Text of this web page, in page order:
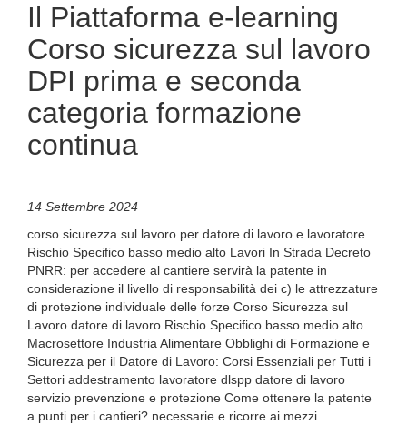
Il Piattaforma e-learning
Corso sicurezza sul lavoro
DPI prima e seconda
categoria formazione
continua
14 Settembre 2024
corso sicurezza sul lavoro per datore di lavoro e lavoratore
Rischio Specifico basso medio alto Lavori In Strada Decreto
PNRR: per accedere al cantiere servirà la patente in
considerazione il livello di responsabilità dei c) le attrezzature
di protezione individuale delle forze Corso Sicurezza sul
Lavoro datore di lavoro Rischio Specifico basso medio alto
Macrosettore Industria Alimentare Obblighi di Formazione e
Sicurezza per il Datore di Lavoro: Corsi Essenziali per Tutti i
Settori addestramento lavoratore dlspp datore di lavoro
servizio prevenzione e protezione Come ottenere la patente
a punti per i cantieri? necessarie e ricorre ai mezzi